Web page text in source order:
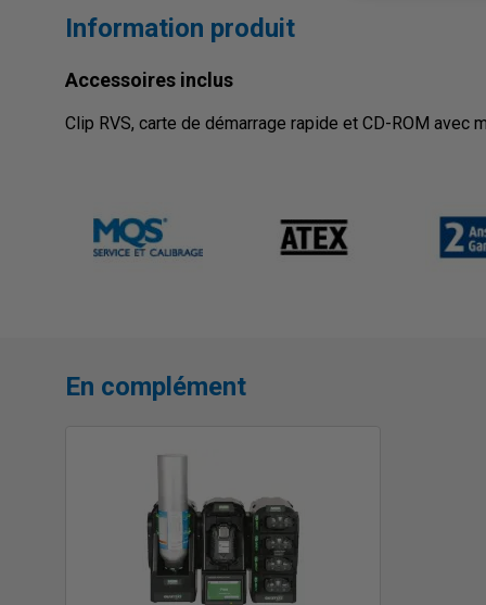
Information produit
Accessoires inclus
Clip RVS, carte de démarrage rapide et CD-ROM avec
En complément